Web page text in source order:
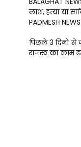
लाश, हत्या या
PADMESH NEWS
पिछले 3 दिनों से
राजस्व का काम